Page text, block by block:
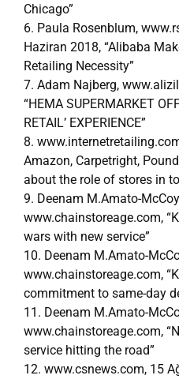
Chicago”
6. Paula Rosenblum,
Haziran 2018, “Alibaba
Retailing Necessity”
7. Adam Najberg,
“HEMA SUPERMARKET
RETAIL’ EXPERIENCE”
8.
Amazon, Carpetright,
about the role of stores in
9. Deenam M.Amato-
www.chainstoreage.com,
wars with new service”
10. Deenam M.Amato-
www.chainstoreage.com,
commitment to same-day
11. Deenam M.Amato-
www.chainstoreage.com,
service hitting the road”
12. www.csnews.com, 15